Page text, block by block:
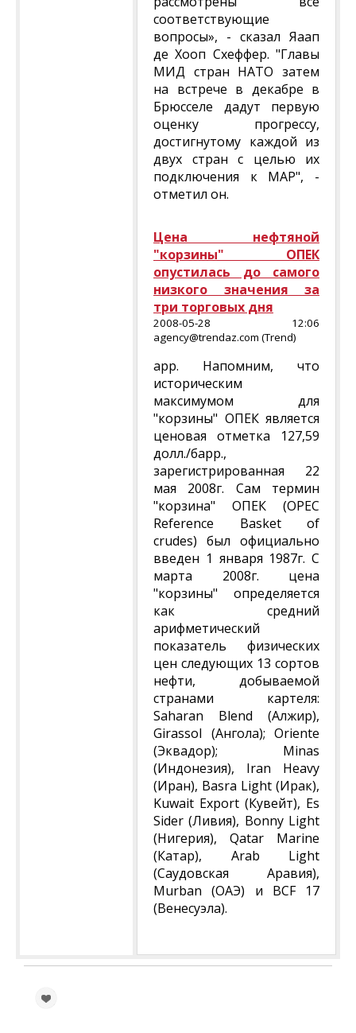
соответствующие
вопросы», - сказал Яаап
де Хооп Схеффер. "Главы
МИД стран НАТО затем
на встрече в декабре в
Брюсселе дадут первую
оценку прогрессу,
достигнутому каждой из
двух стран с целью их
подключения к MAP", -
отметил он.
Цена нефтяной
"корзины" ОПЕК
опустилась до самого
низкого значения за
три торговых дня
2008-05-28 12:06
agency@trendaz.com (Trend)
арр. Напомним, что
историческим
максимумом для
"корзины" ОПЕК является
ценовая отметка 127,59
долл./барр.,
зарегистрированная 22
мая 2008г. Сам термин
"корзина" ОПЕК (OPEC
Reference Basket of
crudes) был официально
введен 1 января 1987г. С
марта 2008г. цена
"корзины" определяется
как средний
арифметический
показатель физических
цен следующих 13 сортов
нефти, добываемой
странами картеля:
Saharan Blend (Алжир),
Girassol (Ангола); Oriente
(Эквадор); Minas
(Индонезия), Iran Heavy
(Иран), Basra Light (Ирак),
Kuwait Export (Кувейт), Es
Sider (Ливия), Bonny Light
(Нигерия), Qatar Marine
(Катар), Arab Light
(Саудовская Аравия),
Murban (ОАЭ) и BCF 17
(Венесуэла).